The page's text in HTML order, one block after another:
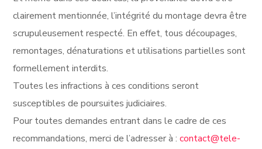
clairement mentionnée, l’intégrité du montage devra être
scrupuleusement respecté. En effet, tous découpages,
remontages, dénaturations et utilisations partielles sont
formellement interdits.
Toutes les infractions à ces conditions seront
susceptibles de poursuites judiciaires.
Pour toutes demandes entrant dans le cadre de ces
recommandations, merci de l’adresser à :contact@tele-